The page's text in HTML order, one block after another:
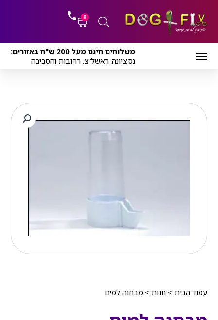
לתוכן
0
עגלת
קניות
משלוחים חינם מעל 200 ש"ח באזורים:
נס ציונה, ראשל"צ, רחובות והסביבה
עמוד הבית >חנות > מבחנה למים